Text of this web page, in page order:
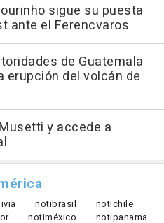
sigue su puesta
ante el Ferencvaros
de Guatemala
erupción del volcán de
y accede a
notibrasil notichile
notiméxico notipanama